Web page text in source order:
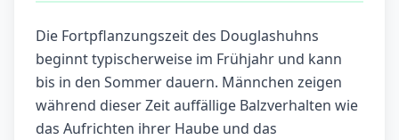
Die Fortpflanzungszeit des Douglashuhns
beginnt typischerweise im Frühjahr und kann
bis in den Sommer dauern. Männchen zeigen
während dieser Zeit auffällige Balzverhalten wie
das Aufrichten ihrer Haube und das